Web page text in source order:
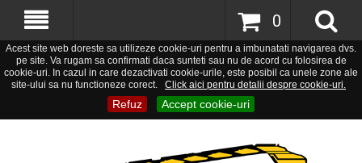
Acest site web doreste sa utilizeze cookie-uri pentru a imbunatati navigarea dvs.
pe site. Va rugam sa confirmati daca sunteti sau nu de acord cu folosirea de
cookie-uri. In cazul in care dezactivati cookie-urile, este posibil ca unele zone ale
site-ului sa nu functioneze corect.
Click aici pentru detalii despre cookie-uri.
Refuz Accept cookie-uri
0